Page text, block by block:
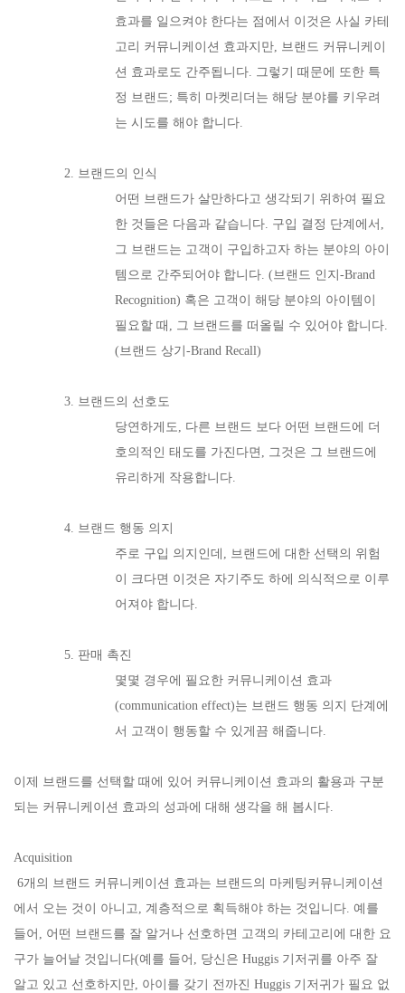
효과를 일으켜야 한다는 점에서 이것은 사실 카테
고리 커뮤니케이션 효과지만, 브랜드 커뮤니케이
션 효과로도 간주됩니다. 그렇기 때문에 또한 특
정 브랜드; 특히 마켓리더는 해당 분야를 키우려
는 시도를 해야 합니다.
2. 브랜드의 인식
어떤 브랜드가 살만하다고 생각되기 위하여 필요
한 것들은 다음과 같습니다. 구입 결정 단계에서,
그 브랜드는 고객이 구입하고자 하는 분야의 아이
템으로 간주되어야 합니다. (브랜드 인지-Brand
Recognition) 혹은 고객이 해당 분야의 아이템이
필요할 때, 그 브랜드를 떠올릴 수 있어야 합니다.
(브랜드 상기-Brand Recall)
3. 브랜드의 선호도
당연하게도, 다른 브랜드 보다 어떤 브랜드에 더
호의적인 태도를 가진다면, 그것은 그 브랜드에
유리하게 작용합니다.
4. 브랜드 행동 의지
주로 구입 의지인데, 브랜드에 대한 선택의 위험
이 크다면 이것은 자기주도 하에 의식적으로 이루
어져야 합니다.
5. 판매 촉진
몇몇 경우에 필요한 커뮤니케이션 효과
(communication effect)는 브랜드 행동 의지 단계에
서 고객이 행동할 수 있게끔 해줍니다.
이제 브랜드를 선택할 때에 있어 커뮤니케이션 효과의 활용과 구분
되는 커뮤니케이션 효과의 성과에 대해 생각을 해 봅시다.
Acquisition
6개의 브랜드 커뮤니케이션 효과는 브랜드의 마케팅커뮤니케이션
에서 오는 것이 아니고, 계층적으로 획득해야 하는 것입니다. 예를
들어, 어떤 브랜드를 잘 알거나 선호하면 고객의 카테고리에 대한 요
구가 늘어날 것입니다(예를 들어, 당신은 Huggis 기저귀를 아주 잘
알고 있고 선호하지만, 아이를 갖기 전까진 Huggis 기저귀가 필요 없